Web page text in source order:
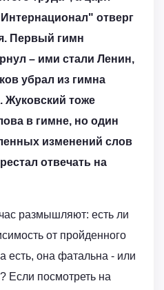
отверг
Первый гимн
– ими стали Ленин,
убрал из гимна
Жуковский тоже
в гимне, но один
изменений слов
отвечать на
размышляют: есть ли
от пройденного
есть, она фатальна - или
Если посмотреть на